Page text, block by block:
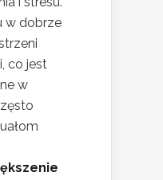
w dobrze
co jest
w